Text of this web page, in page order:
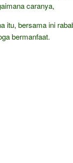
caranya,
itu, bersama ini
bermanfaat.